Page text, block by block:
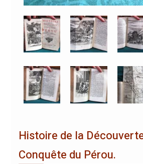
Histoire de la
Conquête du Pérou.